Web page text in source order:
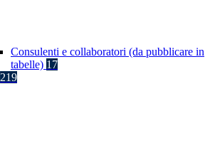
Consulenti e collaboratori (da pubblicare in
tabelle) 17
219